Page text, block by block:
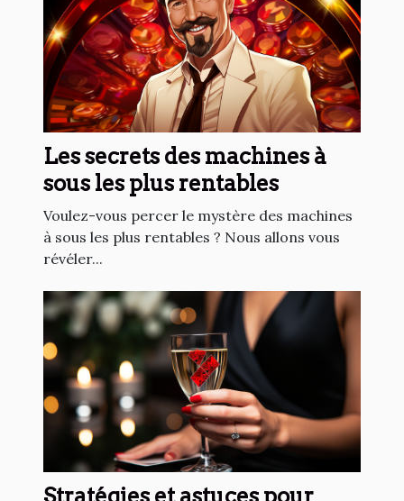
Les secrets des machines à
sous les plus rentables
Voulez-vous percer le mystère des machines
à sous les plus rentables ? Nous allons vous
révéler...